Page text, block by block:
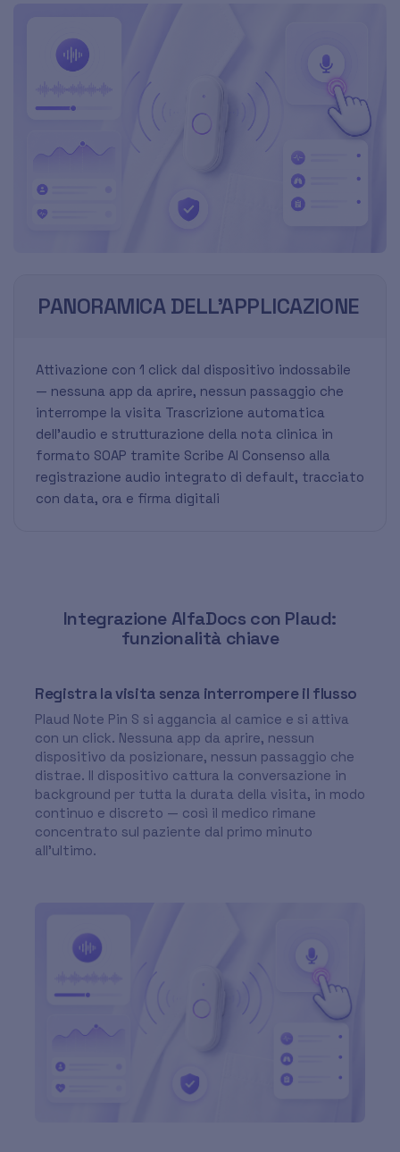
PANORAMICA DELL'APPLICAZIONE
Attivazione con 1 click dal dispositivo indossabile
— nessuna app da aprire, nessun passaggio che
interrompe la visita Trascrizione automatica
dell'audio e strutturazione della nota clinica in
formato SOAP tramite Scribe AI Consenso alla
registrazione audio integrato di default, tracciato
con data, ora e firma digitali
Integrazione AlfaDocs con Plaud:
funzionalità chiave
Registra la visita senza interrompere il flusso
Plaud Note Pin S si aggancia al camice e si attiva
con un click. Nessuna app da aprire, nessun
dispositivo da posizionare, nessun passaggio che
distrae. Il dispositivo cattura la conversazione in
background per tutta la durata della visita, in modo
continuo e discreto — così il medico rimane
concentrato sul paziente dal primo minuto
all'ultimo.